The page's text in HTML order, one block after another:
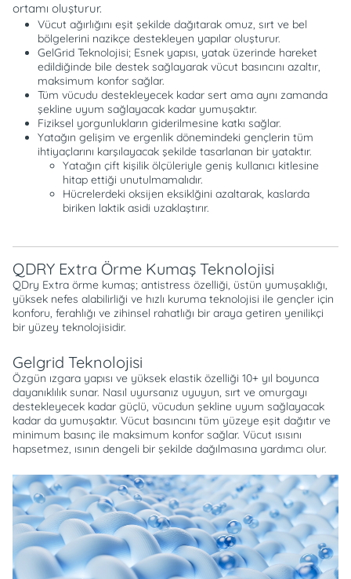
ortamı oluşturur.
Vücut ağırlığını eşit şekilde dağıtarak omuz, sırt ve bel
bölgelerini nazikçe destekleyen yapılar oluşturur.
GelGrid Teknolojisi; Esnek yapısı, yatak üzerinde hareket
edildiğinde bile destek sağlayarak vücut basıncını azaltır,
maksimum konfor sağlar.
Tüm vücudu destekleyecek kadar sert ama aynı zamanda
şekline uyum sağlayacak kadar yumuşaktır.
Fiziksel yorgunlukların giderilmesine katkı sağlar.
Yatağın gelişim ve ergenlik dönemindeki gençlerin tüm
ihtiyaçlarını karşılayacak şekilde tasarlanan bir yataktır.
Yatağın çift kişilik ölçüleriyle geniş kullanıcı kitlesine
hitap ettiği unutulmamalıdır.
Hücrelerdeki oksijen eksiklğini azaltarak, kaslarda
biriken laktik asidi uzaklaştırır.
QDRY Extra Örme Kumaş Teknolojisi
QDry Extra örme kumaş; antistress özelliği, üstün yumuşaklığı,
yüksek nefes alabilirliği ve hızlı kuruma teknolojisi ile gençler için
konforu, ferahlığı ve zihinsel rahatlığı bir araya getiren yenilikçi
bir yüzey teknolojisidir.
Gelgrid Teknolojisi
Özgün ızgara yapısı ve yüksek elastik özelliği 10+ yıl boyunca
dayanıklılık sunar. Nasıl uyursanız uyuyun, sırt ve omurgayı
destekleyecek kadar güçlü, vücudun şekline uyum sağlayacak
kadar da yumuşaktır. Vücut basıncını tüm yüzeye eşit dağıtır ve
minimum basınç ile maksimum konfor sağlar. Vücut ısısını
hapsetmez, ısının dengeli bir şekilde dağılmasına yardımcı olur.